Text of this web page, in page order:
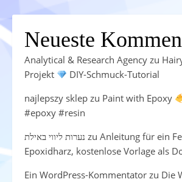
Neueste
Analytical & Research Agency zu
Projekt
DIY-Schmuck-Tutorial
najlepszy sklep zu Paint with Epoxy
#epoxy #resin
נערות ליווי באילת zu Anleitung für ein
Epoxidharz, kostenlose Vorlage als
Ein WordPress-Kommentator zu Die